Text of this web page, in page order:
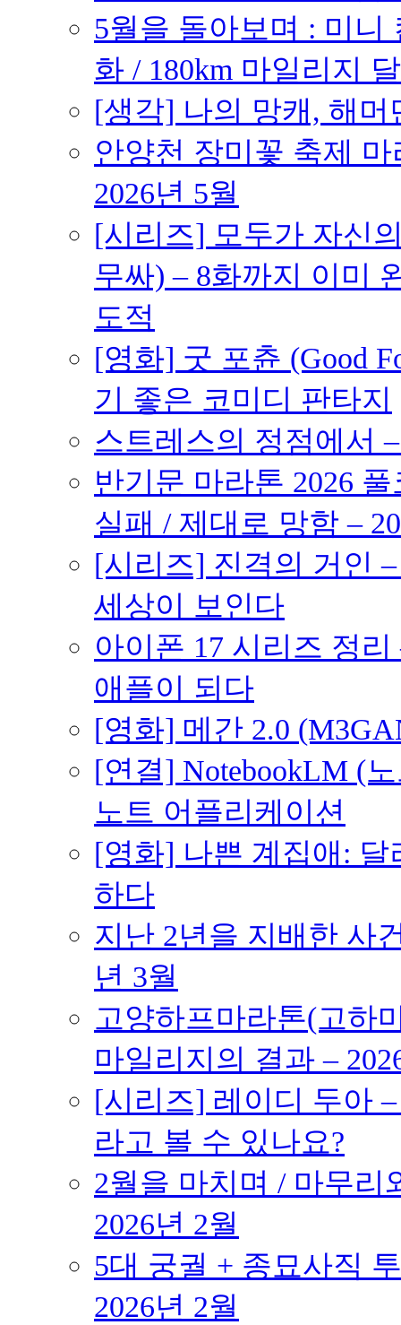
5월을 돌아보며 : 미니
화 / 180km 마일리지
[생각] 나의 망캐, 해머
안양천 장미꽃 축제
2026년 5월
[시리즈] 모두가 자신
무싸) – 8화까지 이미
도적
[영화] 굿 포츈 (Good
기 좋은 코미디 판타지
스트레스의 정점에서
반기문 마라톤 2026
실패 / 제대로 망함 –
[시리즈] 진격의 거인
세상이 보인다
아이폰 17 시리즈 정
애플이 되다
[영화] 메간 2.0
[연결] NotebookLM (
노트 어플리케이션
[영화] 나쁜 계집애:
하다
지난 2년을 지배한 사
년 3월
고양하프마라톤(고하
마일리지의 결과 –
[시리즈] 레이디 두아
라고 볼 수 있나요?
2월을 마치며 / 마무리
2026년 2월
5대 궁궐 + 종묘사직
2026년 2월